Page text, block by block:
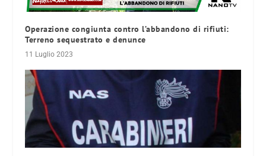
Operazione congiunta contro l’abbandono di rifiuti:
Terreno sequestrato e denunce
11 Luglio 2023